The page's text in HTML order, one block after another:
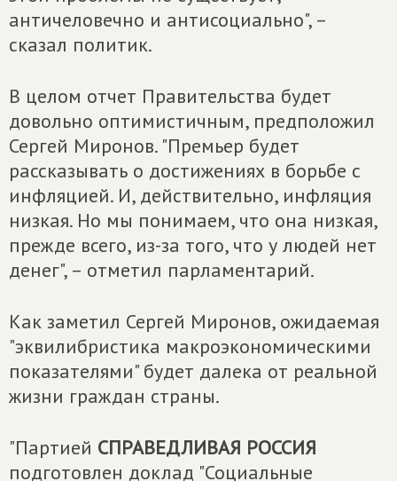
античеловечно и антисоциально", –
сказал политик.
В целом отчет Правительства будет
довольно оптимистичным, предположил
Сергей Миронов. "Премьер будет
рассказывать о достижениях в борьбе с
инфляцией. И, действительно, инфляция
низкая. Но мы понимаем, что она низкая,
прежде всего, из-за того, что у людей нет
денег", – отметил парламентарий.
Как заметил Сергей Миронов, ожидаемая
"эквилибристика макроэкономическими
показателями" будет далека от реальной
жизни граждан страны.
"Партией СПРАВЕДЛИВАЯ РОССИЯ
подготовлен доклад "Социальные